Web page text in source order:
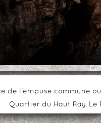
de l'empuse commune
Quartier du Haut Ray, Le